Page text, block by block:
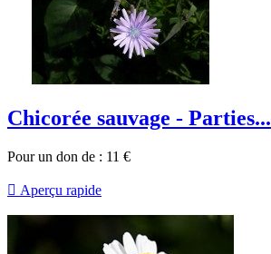
Chicorée sauvage - Parties...
Pour un don de : 11 €
 Aperçu rapide